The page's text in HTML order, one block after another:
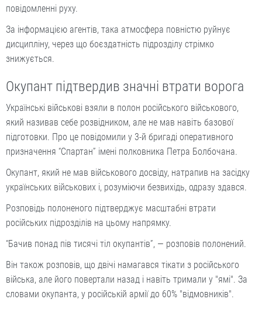
повідомленні руху.
За інформацією агентів, така атмосфера повністю руйнує
дисципліну, через що боєздатність підрозділу стрімко
знижується.
Окупант підтвердив значні втрати ворога
Українські військові взяли в полон російського військового,
який називав себе розвідником, але не мав навіть базової
підготовки. Про це повідомили у 3-й бригаді оперативного
призначення “Спартан” імені полковника Петра Болбочана.
Окупант, який не мав військового досвіду, натрапив на засідку
українських військових і, розуміючи безвихідь, одразу здався.
Розповідь полоненого підтверджує масштабні втрати
російських підрозділів на цьому напрямку.
“Бачив понад пів тисячі тіл окупантів”, — розповів полонений.
Він також розповів, що двічі намагався тікати з російського
війська, але його повертали назад і навіть тримали у "ямі". За
словами окупанта, у російській армії до 60% "відмовників".